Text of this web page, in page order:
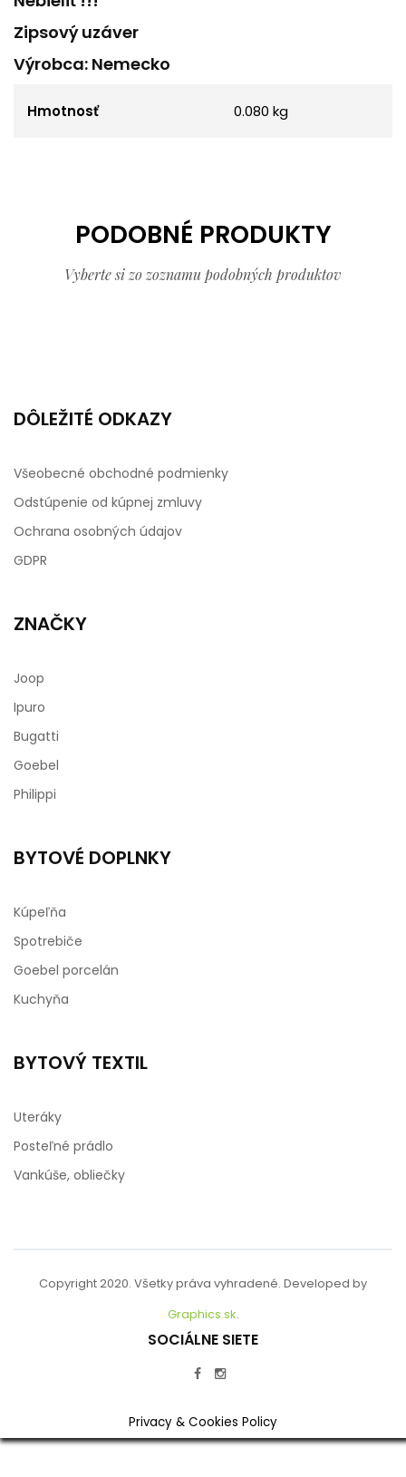
Zipsový uzáver
Výrobca: Nemecko
Hmotnosť 0.080 kg
PODOBNÉ PRODUKTY
Vyberte si zo zoznamu podobných produktov
DÔLEŽITÉ ODKAZY
Všeobecné obchodné podmienky
Odstúpenie od kúpnej zmluvy
Ochrana osobných údajov
GDPR
ZNAČKY
Joop
Ipuro
Bugatti
Goebel
Philippi
BYTOVÉ DOPLNKY
Kúpeľňa
Spotrebiče
Goebel porcelán
Kuchyňa
BYTOVÝ TEXTIL
Uteráky
Posteľné prádlo
Vankúše, obliečky
Copyright 2020. Všetky práva vyhradené. Developed by
Graphics.sk.
SOCIÁLNE SIETE
Privacy & Cookies Policy